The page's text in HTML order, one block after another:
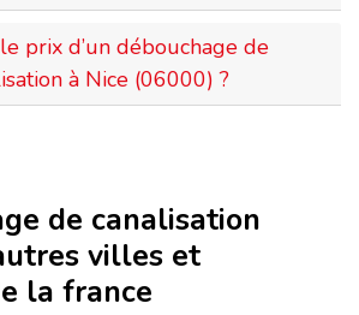
prix d’un débouchage de
à Nice (06000) ?
de canalisation
villes et
la france